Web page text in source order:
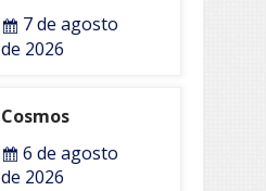
7 de agosto
de 2026
Cosmos
6 de agosto
de 2026